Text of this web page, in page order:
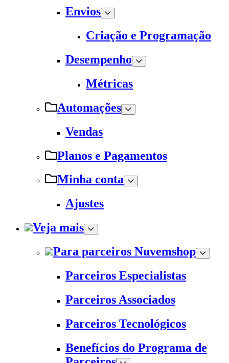
Envios
Criação e Programação
Desempenho
Métricas
Automações
Vendas
Planos e Pagamentos
Minha conta
Ajustes
Veja mais
Para parceiros Nuvemshop
Parceiros Especialistas
Parceiros Associados
Parceiros Tecnológicos
Benefícios do Programa de